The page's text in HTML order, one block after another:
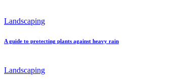
Landscaping
A guide to protecting plants against heavy rain
Landscaping